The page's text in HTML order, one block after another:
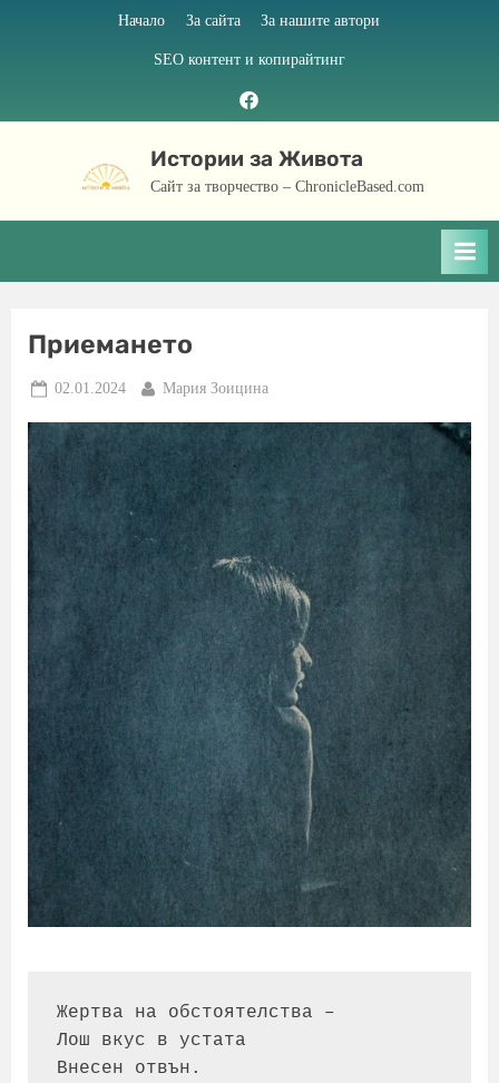
Начало За сайта За нашите автори
SEO контент и копирайтинг
Facebook
page
Истории за Живота
Сайт за творчество – ChronicleBased.com
Приемането
Posted
02.01.2024 By
Мария Зоицина
Жертва на обстоятелства –
Лош вкус в устата
Внесен отвън.